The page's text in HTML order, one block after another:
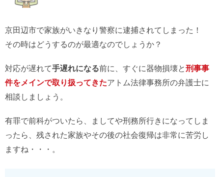
京田辺市で家族がいきなり警察に逮捕されてしまった！
その時はどうするのが最適なのでしょうか？
対応が遅れて手遅れになる前に、すぐに器物損壊と刑事事
件をメインで取り扱ってきたアトム法律事務所の弁護士に
相談しましょう。
有罪で前科がついたら、ましてや刑務所行きになってしま
ったら、残された家族やその後の社会復帰は非常に苦労し
ますね・・・。